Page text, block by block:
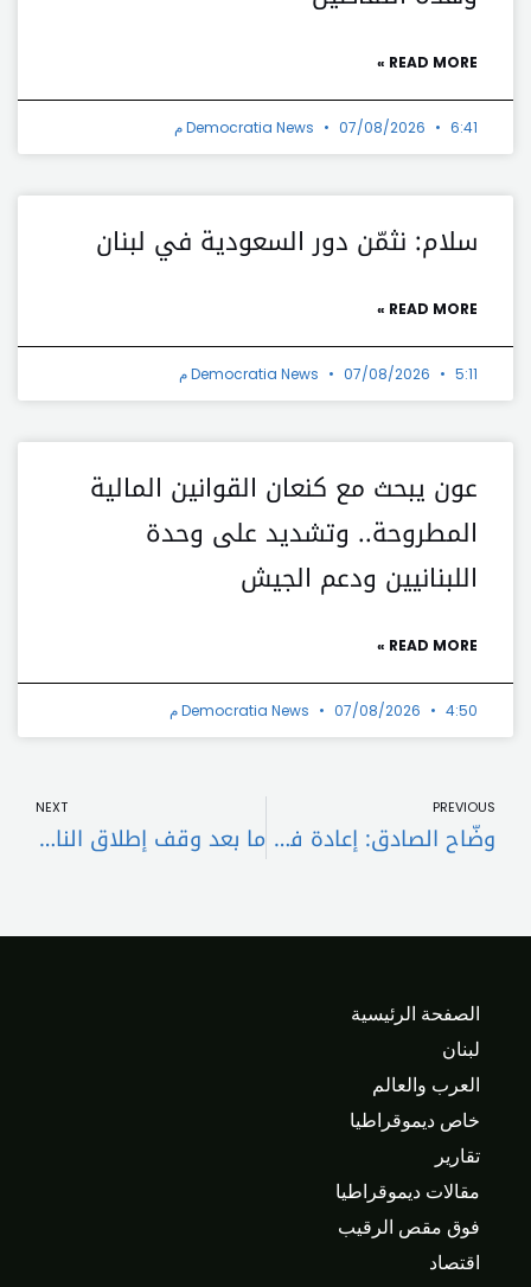
READ MORE »
Democratia News 07/08/2026 6:41 م
سلام: نثمّن دور السعودية في لبنان
READ MORE »
Democratia News 07/08/2026 5:11 م
عون يبحث مع كنعان القوانين المالية
المطروحة.. وتشديد على وحدة
اللبنانيين ودعم الجيش
READ MORE »
Democratia News 07/08/2026 4:50 م
PREVIOUS
وضّاح الصادق: إعادة فتح مطار القليعات دليل على إمكانية إنجاز المشاريع عند توافر الإرادة السياسية
NEXT
ما بعد وقف إطلاق النار: “أرض محروقة” في الجنوب تمنع العودة وتفرمل خطط الإيواء
الصفحة الرئيسية
لبنان
العرب والعالم
خاص ديموقراطيا
تقارير
مقالات ديموقراطيا
فوق مقص الرقيب
اقتصاد